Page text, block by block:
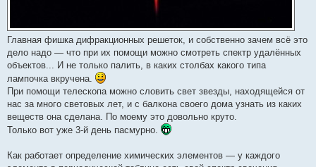
Главная фишка дифракционных решеток, и собственно зачем всё это
дело надо — что при их помощи можно смотреть спектр удалённых
объектов... И не только палить, в каких столбах какого типа
лампочка вкручена.
При помощи телескопа можно словить свет звезды, находящейся от
нас за много световых лет, и с балкона своего дома узнать из каких
веществ она сделана. По моему это довольно круто.
Только вот уже 3-й день пасмурно.
Как работает определение химических элементов — у каждого